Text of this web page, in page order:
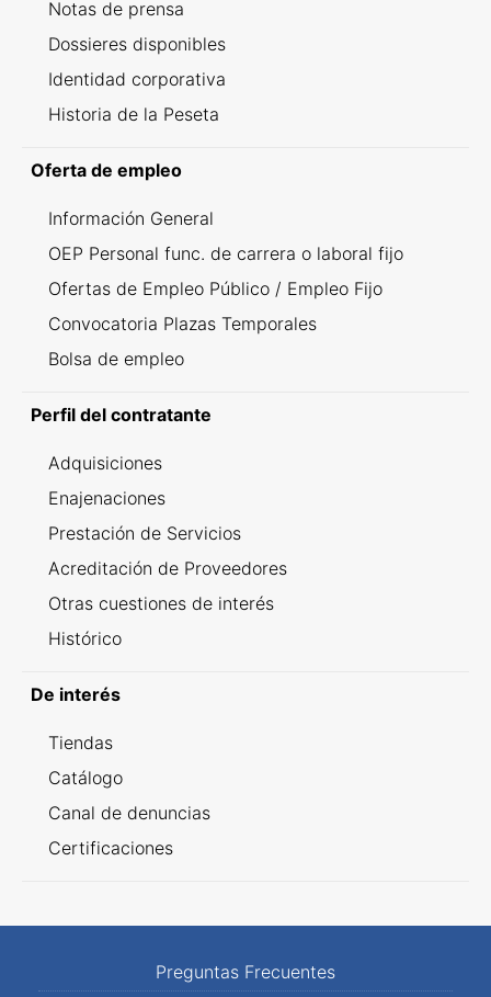
Notas de prensa
Dossieres disponibles
Identidad corporativa
Historia de la Peseta
Oferta de empleo
Información General
OEP Personal func. de carrera o laboral fijo
Ofertas de Empleo Público / Empleo Fijo
Convocatoria Plazas Temporales
Bolsa de empleo
Perfil del contratante
Adquisiciones
Enajenaciones
Prestación de Servicios
Acreditación de Proveedores
Otras cuestiones de interés
Histórico
De interés
Tiendas
Catálogo
Canal de denuncias
Certificaciones
Preguntas Frecuentes